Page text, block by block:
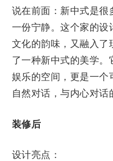
说在前面：新中式是很
一份宁静。这个家的设
文化的韵味，又融入了
了一种新中式的美学。
娱乐的空间，更是一个
自然对话，与内心对话
装修后
设计亮点：